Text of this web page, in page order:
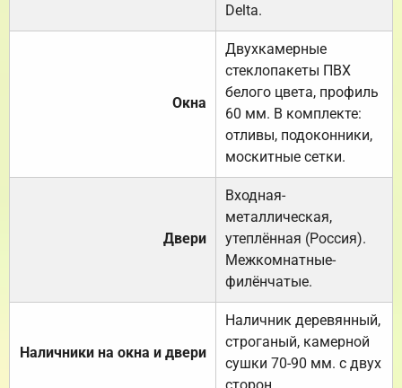
Delta.
Окна
Двухкамерные
стеклопакеты ПВХ
белого цвета, профиль
60 мм. В комплекте:
отливы, подоконники,
москитные сетки.
Двери
Входная-
металлическая,
утеплённая (Россия).
Межкомнатные-
филёнчатые.
Наличники на окна и двери
Наличник деревянный,
строганый, камерной
сушки 70-90 мм. с двух